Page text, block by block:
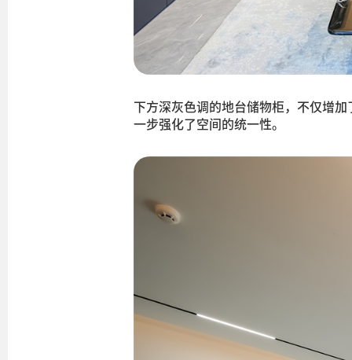
下方深灰色调的地台储物柜，不仅增
一步强化了空间的统一性。